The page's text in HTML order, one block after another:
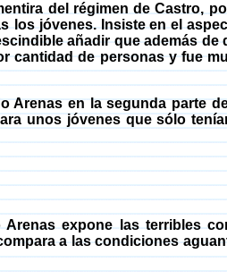
del régimen de Castro,
los jóvenes. Insiste en el
añadir que además de
cantidad de personas y fue
Arenas en la segunda parte
unos jóvenes que sólo
expone las terribles
a las condiciones